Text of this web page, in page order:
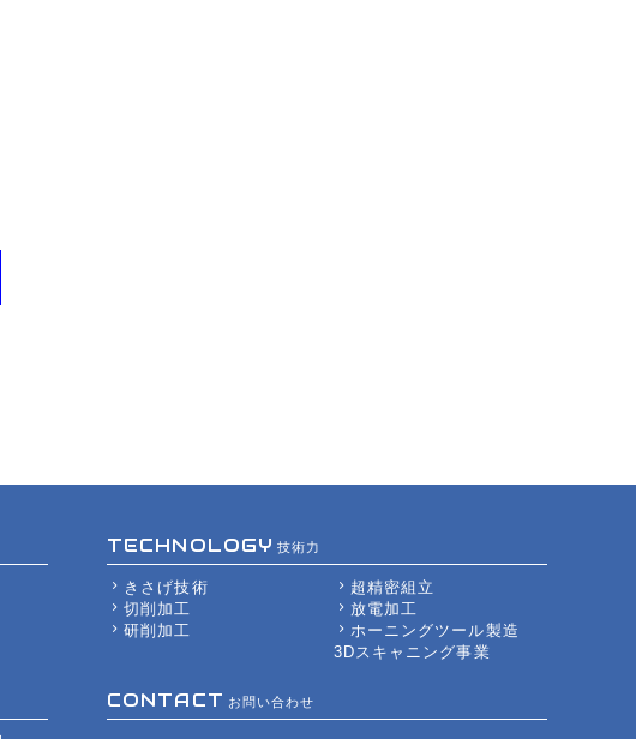
技術力
きさげ技術
超精密組立
切削加工
放電加工
研削加工
ホーニングツール製造
3Dスキャニング事業
お問い合わせ